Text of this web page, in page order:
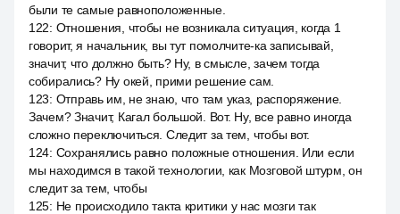
были те самые равноположенные.
122: Отношения, чтобы не возникала ситуация, когда 1
говорит, я начальник, вы тут помолчите-ка записывай,
значит, что должно быть? Ну, в смысле, зачем тогда
собирались? Ну окей, прими решение сам.
123: Отправь им, не знаю, что там указ, распоряжение.
Зачем? Значит, Кагал большой. Вот. Ну, все равно иногда
сложно переключиться. Следит за тем, чтобы вот.
124: Сохранялись равно положные отношения. Или если
мы находимся в такой технологии, как Мозговой штурм, он
следит за тем, чтобы
125: Не происходило такта критики у нас мозги так